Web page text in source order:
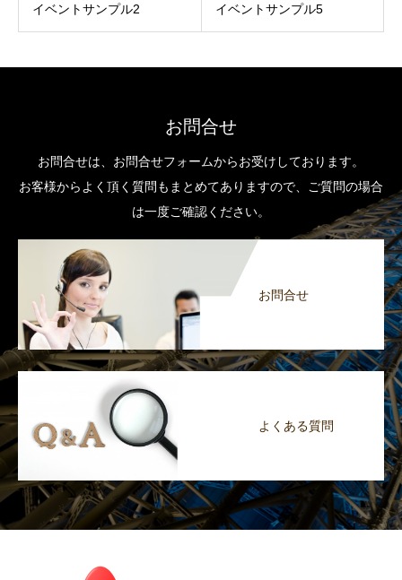
イベントサンプル2 イベントサンプル5
お問合せ
お問合せは、お問合せフォームからお受けしております。
お客様からよく頂く質問もまとめてありますので、ご質問の場合
は一度ご確認ください。
お問合せ
よくある質問